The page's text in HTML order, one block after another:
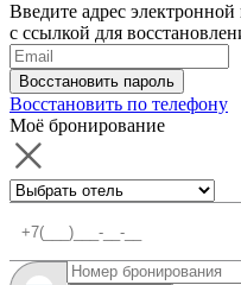
Введите адрес
с ссылкой для
Восстановить пароль
Восстановить по телефону
Моё бронирование